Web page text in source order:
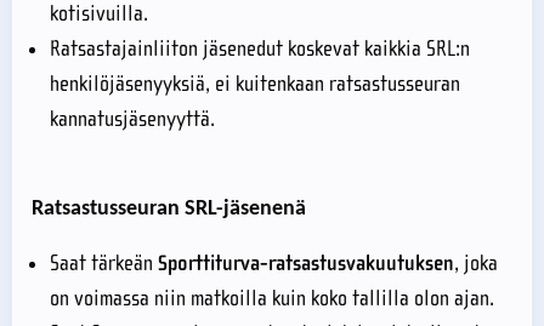
kotisivuilla.
Ratsastajainliiton jäsenedut koskevat kaikkia SRL:n
henkilöjäsenyyksiä, ei kuitenkaan ratsastusseuran
kannatusjäsenyyttä.
Ratsastusseuran SRL-jäsenenä
Saat tärkeän Sporttiturva-ratsastusvakuutuksen, joka
on voimassa niin matkoilla kuin koko tallilla olon ajan.